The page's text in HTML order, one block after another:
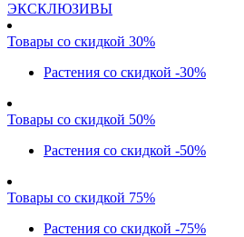
ЭКСКЛЮЗИВЫ
Товары со скидкой 30%
Растения со скидкой -30%
Товары со скидкой 50%
Растения со скидкой -50%
Товары со скидкой 75%
Растения со скидкой -75%